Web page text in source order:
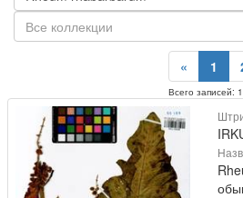
Все коллекции
« 1
Всего записей: